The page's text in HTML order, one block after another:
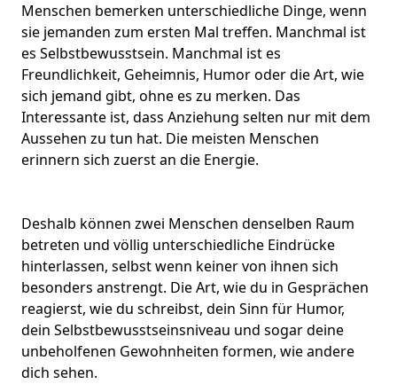
Menschen bemerken unterschiedliche Dinge, wenn
sie jemanden zum ersten Mal treffen. Manchmal ist
es Selbstbewusstsein. Manchmal ist es
Freundlichkeit, Geheimnis, Humor oder die Art, wie
sich jemand gibt, ohne es zu merken. Das
Interessante ist, dass Anziehung selten nur mit dem
Aussehen zu tun hat. Die meisten Menschen
erinnern sich zuerst an die Energie.
Deshalb können zwei Menschen denselben Raum
betreten und völlig unterschiedliche Eindrücke
hinterlassen, selbst wenn keiner von ihnen sich
besonders anstrengt. Die Art, wie du in Gesprächen
reagierst, wie du schreibst, dein Sinn für Humor,
dein Selbstbewusstseinsniveau und sogar deine
unbeholfenen Gewohnheiten formen, wie andere
dich sehen.